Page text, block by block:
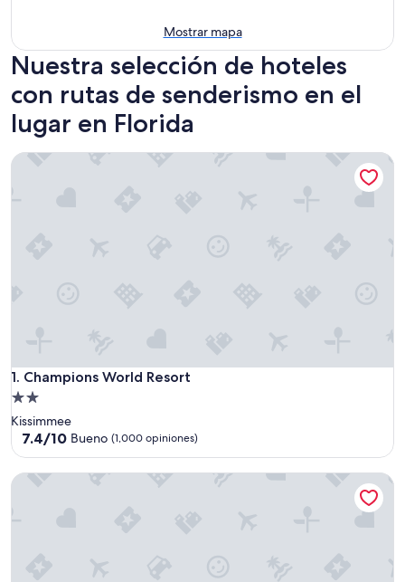
Mostrar mapa
Nuestra selección de hoteles
con rutas de senderismo en el
lugar en Florida
1. Champions World Resort
Champions World Resort
Propiedad
de
2.0
estrellas
Kissimmee
7.4
de
10,
7.4/10 Bueno (1,000 opiniones)
Champions World Resort
Hyatt Regency Grand Cypress